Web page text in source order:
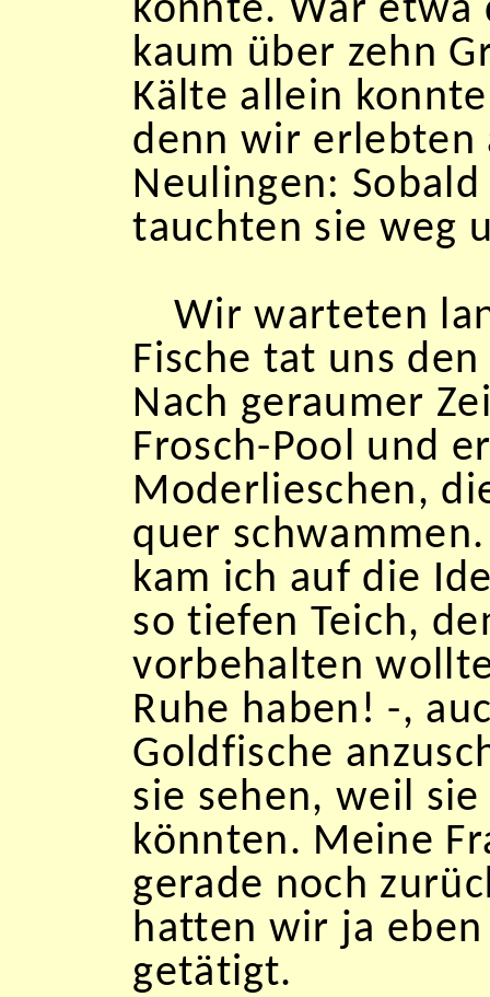
könnte. War etwa
kaum über zehn
Kälte allein
denn wir erlebten
Neulingen:
tauchten sie weg
Wir warteten
Fische tat uns
Nach geraumer
Frosch-Pool und
Moderlieschen,
quer
kam ich auf die
so tiefen Teich,
vorbehalten
Ruhe haben! -,
Goldfische
sie sehen, weil
könnten. Meine
gerade noch
hatten wir ja
getätigt.